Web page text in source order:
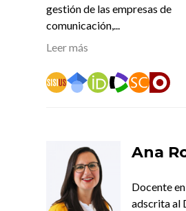
gestión de las empresas de
comunicación,...
Leer más
Ana
Docente
adscrita al